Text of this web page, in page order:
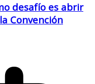
desafío es abrir
Convención